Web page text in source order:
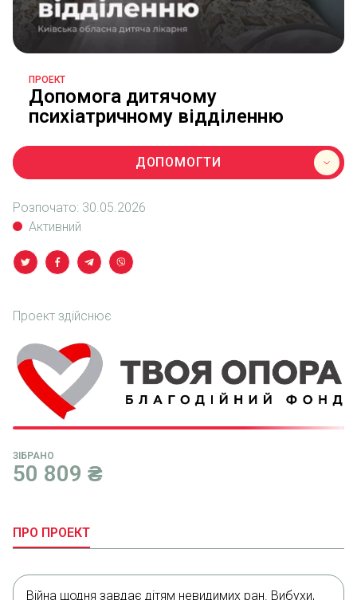
ПРОЕКТ
Допомога дитячому
психіатричному відділенню
ДОПОМОГТИ
Розпочато: 30.05.2026
Активний
Проект здійснює
ЗІБРАНО
50 809 ₴
ПРО ПРОЕКТ
Війна щодня завдає дітям невидимих ран. Вибухи,